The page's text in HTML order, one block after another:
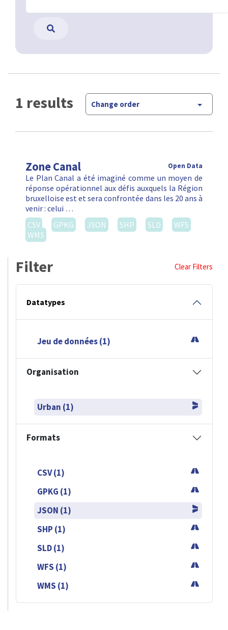
1 results Change order
Zone Canal Open Data
Le Plan Canal a été imaginé comme un moyen de
réponse opérationnel aux défis auxquels la Région
bruxelloise est et sera confrontée dans les 20 ans à
venir : celui …
CSV
GPKG JSON SHP SLD
WFS
WMS
Filter Clear Filters
Datatypes
Jeu de données (1)
Organisation
Urban (1)
Formats
CSV (1)
GPKG (1)
JSON (1)
SHP (1)
SLD (1)
WFS (1)
WMS (1)